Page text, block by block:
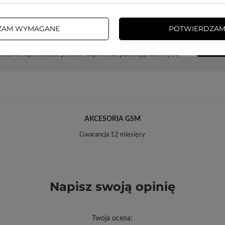
pomocy? Masz pytania?
najciekawsze pytania i odpowiedzi publikując dla innych.
AKCESORIA GSM
Gwarancja 12 miesięcy
Napisz swoją opinię
Twoja ocena:
WYMAGANE